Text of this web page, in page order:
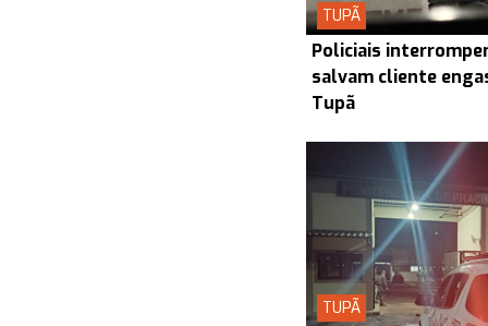
TUPÃ
Policiais
salvam cliente
Tupã
TUPÃ